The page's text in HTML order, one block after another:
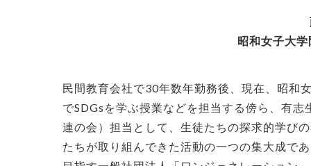
昭和女子大
民間教育会社で30年数年勤務後、現在、昭和
でSDGsを学ぶ授業などを担当する傍ら、有
連の会）担当として、生徒たちの探求的学び
たちが取り組んできた活動の一つの集大成で